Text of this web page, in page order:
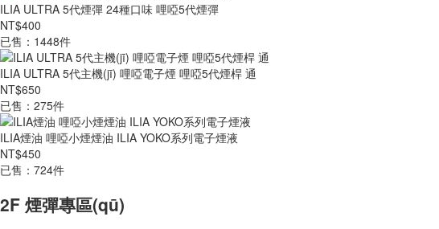
ILIA ULTRA 5代煙彈 24種口味 哩啞5代煙彈
NT$400
已售：1448件
ILIA ULTRA 5代主機(jī) 哩啞電子煙 哩啞5代煙桿 通
NT$650
已售：275件
ILIA煙油 哩啞小煙煙油 ILIA YOKO系列電子煙液
NT$450
已售：724件
2F 煙彈專區(qū)